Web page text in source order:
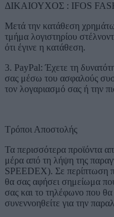
ΔΙΚΑΙΟΥΧΟΣ : IFOS
Μετά την κατάθεση
τμήμα λογιστηρίου
ότι έγινε η κατάθεση.
3. PayPal: Έχετε τη
σας μέσω του ασφαλούς
τον λογαριασμό σας ή την
Τρόποι Αποστολής
Τα περισσότερα προϊόντα
μέρα από τη λήψη της
SPEEDEX). Σε περίπτωση
θα σας αφήσει σημείωμα
σας και το τηλέφωνο που θα
συνεννοηθείτε για την